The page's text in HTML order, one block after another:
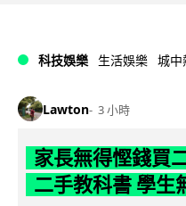
科技娛樂 生活娛樂 城中
Lawton 3 小時
家長無得慳錢買
二手教科書 學生